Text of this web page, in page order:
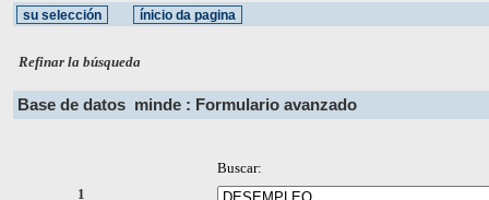
Refinar la búsqueda
Base de datos minde : Formulario avanzado
Buscar:
1